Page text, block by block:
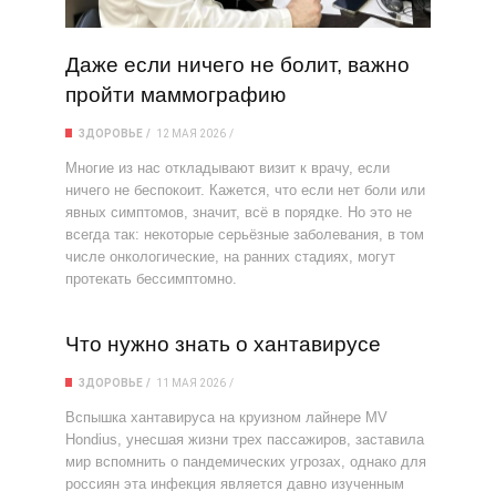
Даже если ничего не болит, важно
пройти маммографию
ЗДОРОВЬЕ 12 МАЯ 2026
Многие из нас откладывают визит к врачу, если
ничего не беспокоит. Кажется, что если нет боли или
явных симптомов, значит, всё в порядке. Но это не
всегда так: некоторые серьёзные заболевания, в том
числе онкологические, на ранних стадиях, могут
протекать бессимптомно.
Что нужно знать о хантавирусе
ЗДОРОВЬЕ 11 МАЯ 2026
Вспышка хантавируса на круизном лайнере MV
Hondius, унесшая жизни трех пассажиров, заставила
мир вспомнить о пандемических угрозах, однако для
россиян эта инфекция является давно изученным